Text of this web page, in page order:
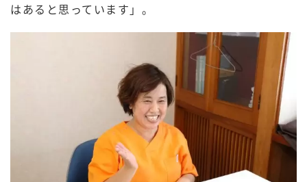
はあると思っています」。